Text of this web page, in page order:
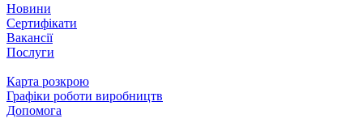
Новини
Сертифікати
Вакансії
Послуги
Карта розкрою
Графіки роботи виробництв
Допомога